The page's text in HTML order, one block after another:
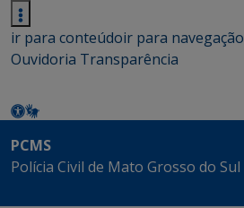
ir para conteúdoir para navegação
Ouvidoria Transparência
PCMS
Polícia Civil de Mato Grosso do Sul